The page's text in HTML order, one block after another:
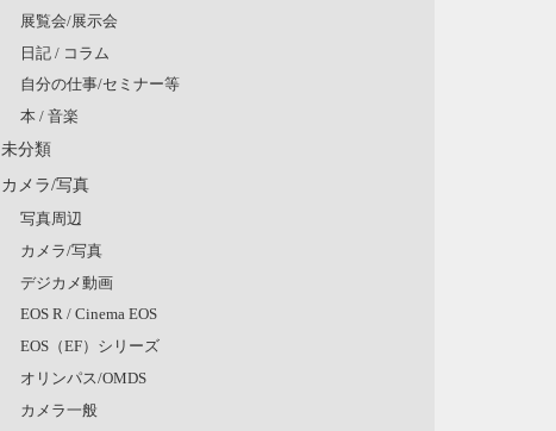
展覧会/展示会
日記 / コラム
自分の仕事/セミナー等
本 / 音楽
未分類
カメラ/写真
写真周辺
カメラ/写真
デジカメ動画
EOS R / Cinema EOS
EOS（EF）シリーズ
オリンパス/OMDS
カメラ一般